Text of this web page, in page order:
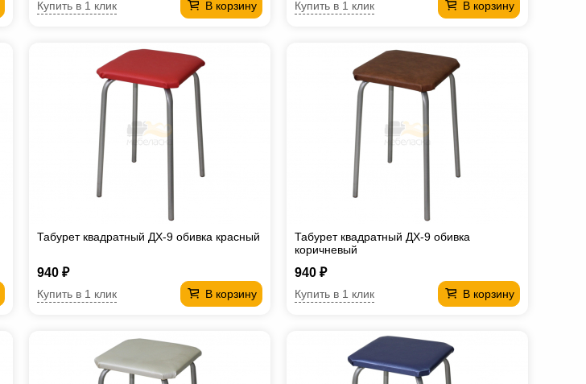
В корзину
Купить в 1 клик В корзину
Купить в 1 клик
Табурет квадратный ДХ-9 обивка красный
940 ₽
В корзину
Купить в 1 клик
Табурет квадратный ДХ-9 обивка
коричневый
940 ₽
В корзину
Купить в 1 клик